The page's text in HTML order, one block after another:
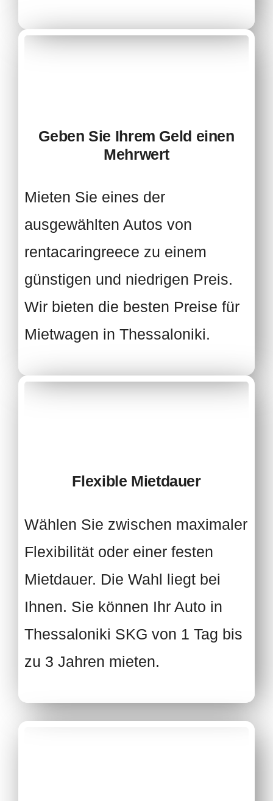
Geben Sie Ihrem Geld einen
Mehrwert
Mieten Sie eines der
ausgewählten Autos von
rentacaringreece zu einem
günstigen und niedrigen Preis.
Wir bieten die besten Preise für
Mietwagen in Thessaloniki.
Flexible Mietdauer
Wählen Sie zwischen maximaler
Flexibilität oder einer festen
Mietdauer. Die Wahl liegt bei
Ihnen. Sie können Ihr Auto in
Thessaloniki SKG von 1 Tag bis
zu 3 Jahren mieten.